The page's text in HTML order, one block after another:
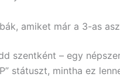
amiket már a 3-as
szentként – egy
státuszt, mintha ez